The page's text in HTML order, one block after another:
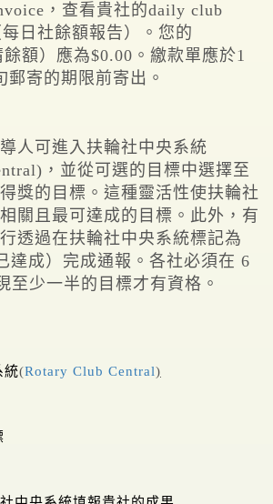
，查看貴社的daily club
日社餘額報告）。您的
餘額）應為$0.00。繳款單應於1
郵寄的期限前寄出。
人可進入扶輪社中央系統
，並從可選的目標中選擇至
獎的目標。這種靈活性使扶輪社
關且最可達成的目標。此外，有
透過在扶輪社中央系統標記為
達成）完成通報。各社必須在 6
至少一半的目標才有資格。
統(Rotary Club Central)